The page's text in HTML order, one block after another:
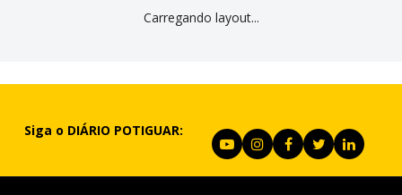
Carregando layout...
Siga o DIÁRIO POTIGUAR: